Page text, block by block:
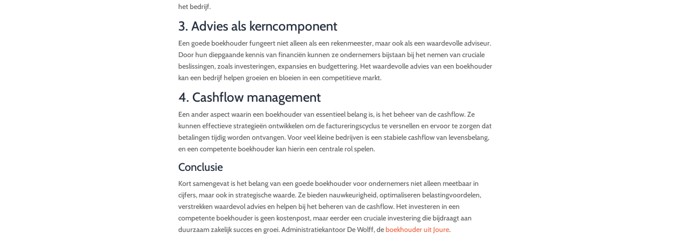
het bedrijf.
3. Advies als kerncomponent
Een goede boekhouder fungeert niet alleen als een rekenmeester, maar ook als een waardevolle adviseur.
Door hun diepgaande kennis van financiën kunnen ze ondernemers bijstaan bij het nemen van cruciale
beslissingen, zoals investeringen, expansies en budgettering. Het waardevolle advies van een boekhouder
kan een bedrijf helpen groeien en bloeien in een competitieve markt.
4. Cashflow management
Een ander aspect waarin een boekhouder van essentieel belang is, is het beheer van de cashflow. Ze
kunnen effectieve strategieën ontwikkelen om de factureringscyclus te versnellen en ervoor te zorgen dat
betalingen tijdig worden ontvangen. Voor veel kleine bedrijven is een stabiele cashflow van levensbelang,
en een competente boekhouder kan hierin een centrale rol spelen.
Conclusie
Kort samengevat is het belang van een goede boekhouder voor ondernemers niet alleen meetbaar in
cijfers, maar ook in strategische waarde. Ze bieden nauwkeurigheid, optimaliseren belastingvoordelen,
verstrekken waardevol advies en helpen bij het beheren van de cashflow. Het investeren in een
competente boekhouder is geen kostenpost, maar eerder een cruciale investering die bijdraagt aan
duurzaam zakelijk succes en groei. Administratiekantoor De Wolff, deboekhouder uit Joure.